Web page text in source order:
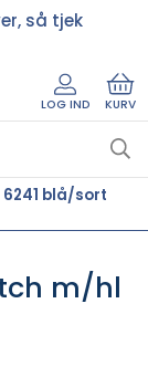
så tjek
LOG IND KURV
6241 blå/sort
m/hl